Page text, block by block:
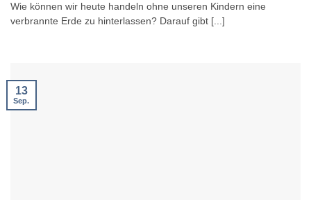
Wie können wir heute handeln ohne unseren Kindern eine
verbrannte Erde zu hinterlassen? Darauf gibt [...]
13
Sep.